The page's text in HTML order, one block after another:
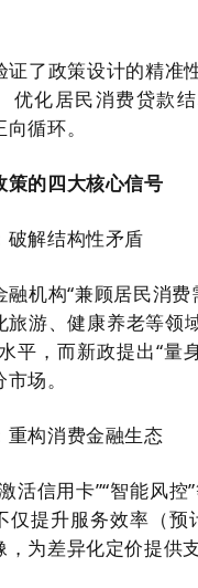
证了政策设计的精准
优化居民消费贷款
循环。
策的四大核心信号
破解结构性矛盾
融机构“兼顾居民消
旅游、健康养老等领
平，而新政提出“量
场。
重构消费金融生态
活信用卡”“智能风
仅提升服务效率（
为差异化定价提供支